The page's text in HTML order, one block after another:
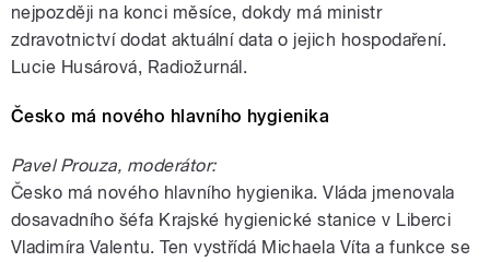
nejpozději na konci měsíce, dokdy má ministr
zdravotnictví dodat aktuální data o jejich hospodaření.
Lucie Husárová, Radiožurnál.
Česko má nového hlavního hygienika
Pavel Prouza, moderátor:
Česko má nového hlavního hygienika. Vláda jmenovala
dosavadního šéfa Krajské hygienické stanice v Liberci
Vladimíra Valentu. Ten vystřídá Michaela Víta a funkce se